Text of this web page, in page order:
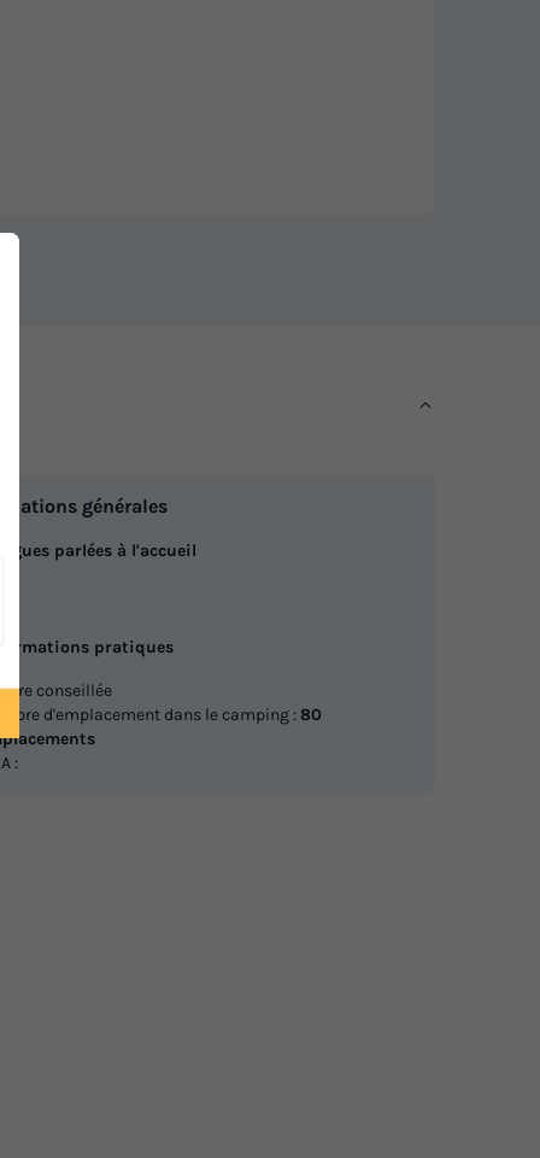
générales
parlées à l'accueil
pratiques
conseillée
d'emplacement dans le camping :80
: